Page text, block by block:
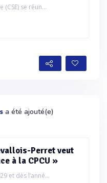
(CSE) se réun...
a été ajouté(e)
Perret veut
à la CPCU »
et dès l’anné...